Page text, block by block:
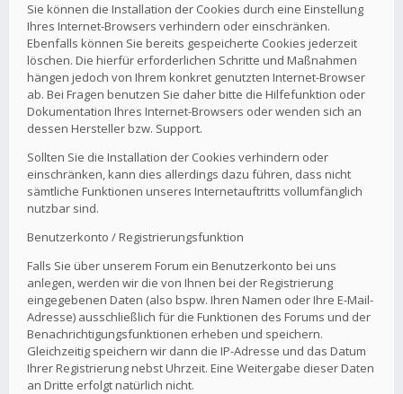
Sie können die Installation der Cookies durch eine Einstellung
Ihres Internet-Browsers verhindern oder einschränken.
Ebenfalls können Sie bereits gespeicherte Cookies jederzeit
löschen. Die hierfür erforderlichen Schritte und Maßnahmen
hängen jedoch von Ihrem konkret genutzten Internet-Browser
ab. Bei Fragen benutzen Sie daher bitte die Hilfefunktion oder
Dokumentation Ihres Internet-Browsers oder wenden sich an
dessen Hersteller bzw. Support.
Sollten Sie die Installation der Cookies verhindern oder
einschränken, kann dies allerdings dazu führen, dass nicht
sämtliche Funktionen unseres Internetauftritts vollumfänglich
nutzbar sind.
Benutzerkonto / Registrierungsfunktion
Falls Sie über unserem Forum ein Benutzerkonto bei uns
anlegen, werden wir die von Ihnen bei der Registrierung
eingegebenen Daten (also bspw. Ihren Namen oder Ihre E-Mail-
Adresse) ausschließlich für die Funktionen des Forums und der
Benachrichtigungsfunktionen erheben und speichern.
Gleichzeitig speichern wir dann die IP-Adresse und das Datum
Ihrer Registrierung nebst Uhrzeit. Eine Weitergabe dieser Daten
an Dritte erfolgt natürlich nicht.